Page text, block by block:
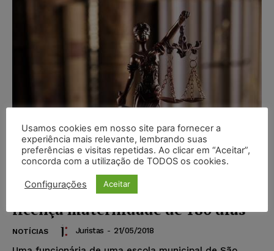
Duas mães não podem receber
licença maternidade de 180 dias
NOTÍCIAS Juristas - 21/05/2018
Usamos cookies em nosso site para fornecer a
experiência mais relevante, lembrando suas
preferências e visitas repetidas. Ao clicar em “Aceitar”,
concorda com a utilização de TODOS os cookies.
Configurações Aceitar